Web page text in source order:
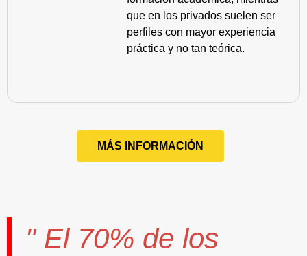
que en los privados suelen ser
perfiles con mayor experiencia
práctica y no tan teórica.
MÁS INFORMACIÓN
" El 70% de los